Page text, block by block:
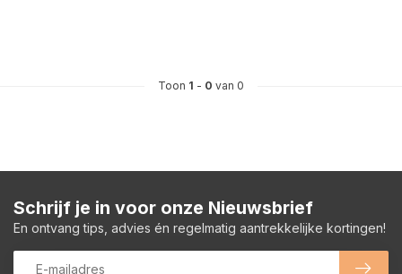
Toon 1 - 0 van 0
Schrijf je in voor onze Nieuwsbrief
En ontvang tips, advies én regelmatig aantrekkelijke kortingen!